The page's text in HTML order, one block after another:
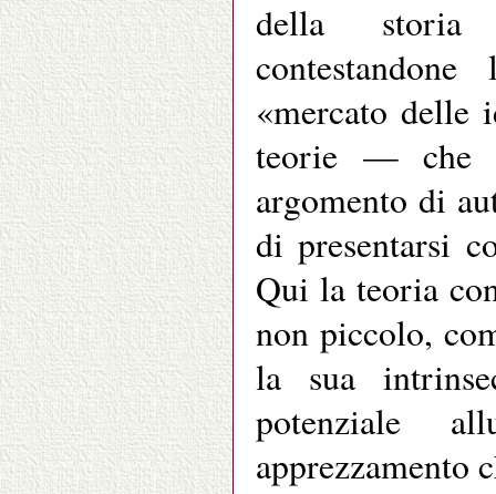
della storia
«mercato delle
teorie — che
argomento di
di presentarsi
Qui la teoria
non piccolo,
la sua
potenziale
apprezzamento